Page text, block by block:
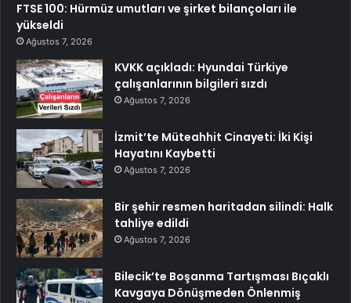
FTSE 100: Hürmüz umutları ve şirket bilançoları ile
yükseldi
Ağustos 7, 2026
KVKK açıkladı: Hyundai Türkiye
çalışanlarının bilgileri sızdı
Ağustos 7, 2026
İzmit’te Müteahhit Cinayeti: İki Kişi
Hayatını Kaybetti
Ağustos 7, 2026
Bir şehir resmen haritadan silindi: Halk
tahliye edildi
Ağustos 7, 2026
Bilecik’te Boşanma Tartışması Bıçaklı
Kavgaya Dönüşmeden Önlenmiş